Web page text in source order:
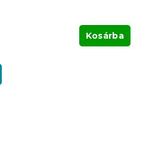
Kosárba